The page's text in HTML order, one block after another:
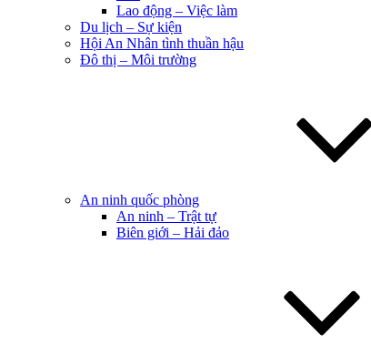
Lao động – Việc làm
Du lịch – Sự kiện
Hội An Nhân tình thuần hậu
Đô thị – Môi trường
An ninh quốc phòng
An ninh – Trật tự
Biên giới – Hải đảo